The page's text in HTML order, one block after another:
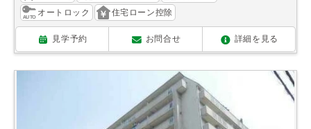
オートロック
住宅ローン控除
見学予約 お問合せ 詳細を見る